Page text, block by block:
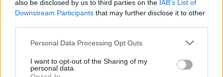
also be disclosed by us to third parties on the IAB’s List of
Downstream Participants that may further disclose it to other
Please note that this website/app uses one or more Google
not limited to your visit or usage behaviour. You may click to
grant or deny consent to Google and its third-party tags to
Personal Data Processing Opt Outs
I want to opt-out of the Sharing of my
personal data.
AUTORE